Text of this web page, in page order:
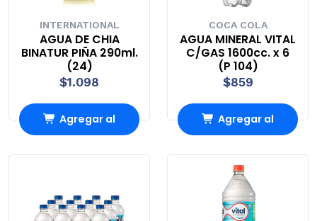
INTERNATIONAL
AGUA DE CHIA
BINATUR PIÑA 290ml.
(24)
$1.098
Agregar al
COCA COLA
AGUA MINERAL VITAL
C/GAS 1600cc. x 6
(P 104)
$859
Agregar al